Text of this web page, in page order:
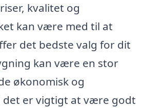
kvalitet og
kan være med til at
det bedste valg for dit
kan være en stor
økonomisk og
det er vigtigt at være godt